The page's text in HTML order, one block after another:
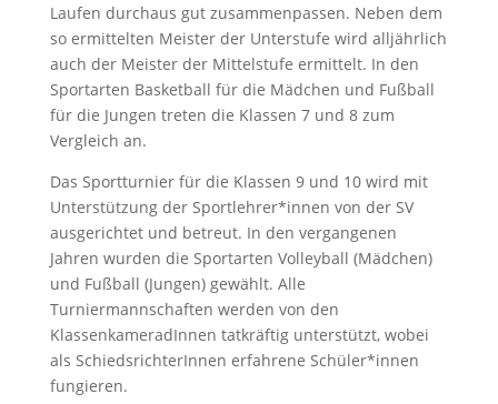
Laufen durchaus gut zusammenpassen. Neben dem
so ermittelten Meister der Unterstufe wird alljährlich
auch der Meister der Mittelstufe ermittelt. In den
Sportarten Basketball für die Mädchen und Fußball
für die Jungen treten die Klassen 7 und 8 zum
Vergleich an.
Das Sportturnier für die Klassen 9 und 10 wird mit
Unterstützung der Sportlehrer*innen von der SV
ausgerichtet und betreut. In den vergangenen
Jahren wurden die Sportarten Volleyball (Mädchen)
und Fußball (Jungen) gewählt. Alle
Turniermannschaften werden von den
KlassenkameradInnen tatkräftig unterstützt, wobei
als SchiedsrichterInnen erfahrene Schüler*innen
fungieren.